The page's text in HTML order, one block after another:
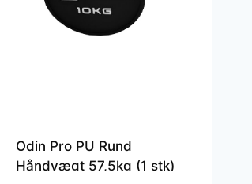
Odin Pro PU Rund
Håndvægt 57,5kg (1 stk)